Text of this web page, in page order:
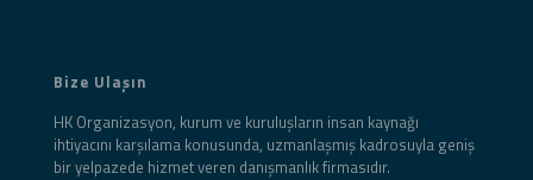
Bize Ulaşın
HK Organizasyon, kurum ve kuruluşların insan kaynağı
ihtiyacını karşılama konusunda, uzmanlaşmış kadrosuyla geniş
bir yelpazede hizmet veren danışmanlık firmasıdır.